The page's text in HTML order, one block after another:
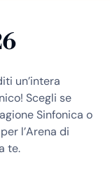
un’intera
Scegli se
Sinfonica o
l’Arena di
te.